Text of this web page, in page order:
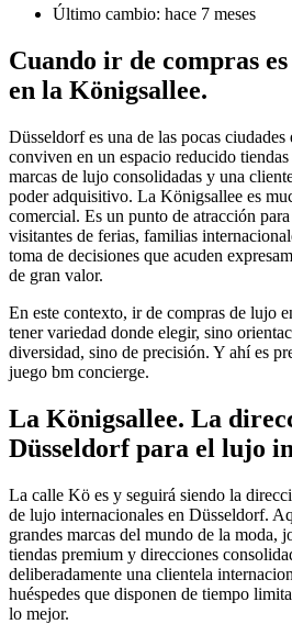
Último cambio: hace 7 meses
Cuando ir de compras
en la Königsallee.
Düsseldorf es una de las pocas ciudades
conviven en un espacio reducido
marcas de lujo consolidadas y una
poder adquisitivo. La Königsallee es
comercial. Es un punto de atracción
visitantes de ferias, familias
toma de decisiones que acuden
de gran valor.
En este contexto, ir de compras de lujo
tener variedad donde elegir, sino
diversidad, sino de precisión. Y ahí es
juego bm concierge.
La Königsallee. La
Düsseldorf para el lujo
La calle Kö es y seguirá siendo la
de lujo internacionales en Düsseldorf.
grandes marcas del mundo de la moda,
tiendas premium y direcciones
deliberadamente una clientela
huéspedes que disponen de tiempo
lo mejor.